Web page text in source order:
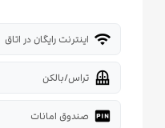
wifi اینترنت رایگان در اتاق
balcony تراس/بالکن
fiber_pin صندوق امانات